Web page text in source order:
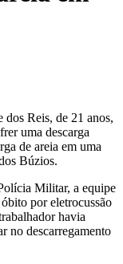
Reis, de 21 anos,
uma descarga
de areia em uma
Búzios.
Militar, a equipe
por eletrocussão
havia
no descarregamento